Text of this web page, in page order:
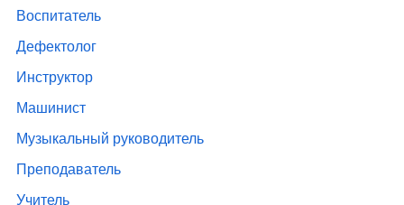
Образование
Воспитатель
Дефектолог
Инструктор
Машинист
Музыкальный руководитель
Преподаватель
Учитель